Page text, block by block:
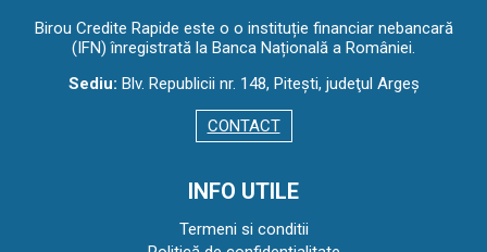
Birou Credite Rapide este o o instituție financiar nebancară
(IFN) înregistrată la Banca Națională a României.
Sediu: Blv. Republicii nr. 148, Piteşti, judeţul Argeş
CONTACT
INFO UTILE
Termeni si conditii